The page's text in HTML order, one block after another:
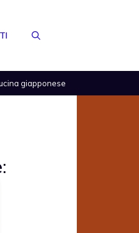
giapponese